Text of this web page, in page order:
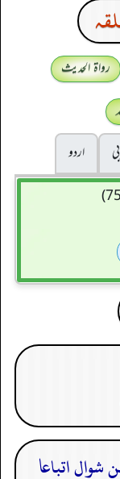
رواۃ الحدیث
اردو
شوال اتباعا